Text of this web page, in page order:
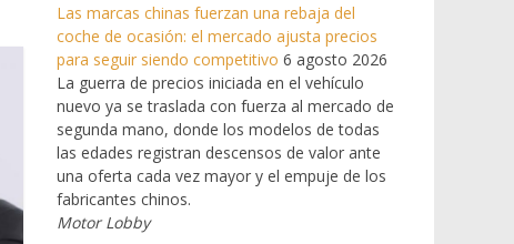
Las marcas chinas fuerzan una rebaja del
coche de ocasión: el mercado ajusta precios
para seguir siendo competitivo 6 agosto 2026
La guerra de precios iniciada en el vehículo
nuevo ya se traslada con fuerza al mercado de
segunda mano, donde los modelos de todas
las edades registran descensos de valor ante
una oferta cada vez mayor y el empuje de los
fabricantes chinos.
Motor Lobby